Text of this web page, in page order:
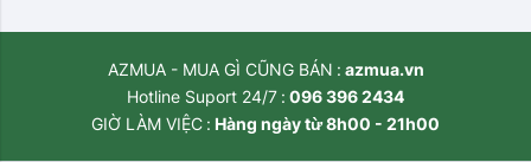
AZMUA - MUA GÌ CŨNG BÁN
azmua.vn
Hotline Suport 24/7 096 396 2434
GIỜ LÀM VIỆC
Hàng ngày từ 8h00 - 21h00